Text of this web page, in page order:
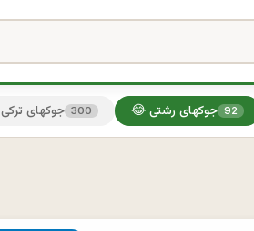
🤣 جوکهای ترکی 300 😂 جوکهای رشتی 92